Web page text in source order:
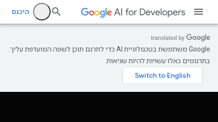
היכנס
‫Google משתמשת בטכנולוגיית AI כדי לתרגם תוכן לשפה המועדפת עליך.
בתרגומים כאלו עשויות להיות שגיאות.